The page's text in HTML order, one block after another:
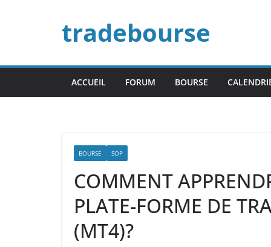
tradebourse
ACCUEIL FORUM BOURSE
BOURSE SOP
COMMENT
PLATE-FORME DE
(MT4)?